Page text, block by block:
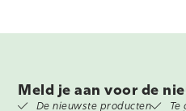
Meld je aan voor de
De nieuwste producten Te